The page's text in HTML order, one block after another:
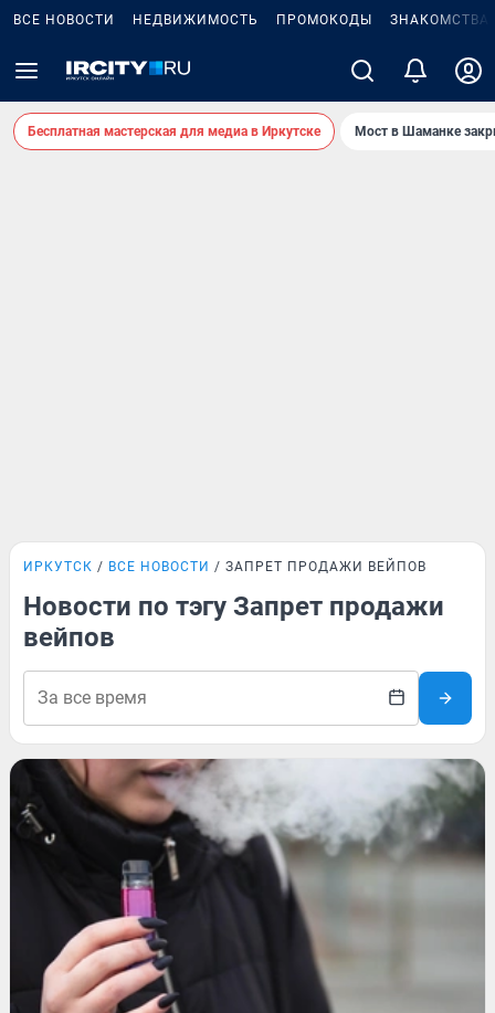
ВСЕ НОВОСТИ НЕДВИЖИМОСТЬ ПРОМОКОДЫ ЗНАКОМСТВА
Бесплатная мастерская для медиа в Иркутске Мост в Шаманке
ИРКУТСК ВСЕ НОВОСТИ ЗАПРЕТ ПРОДАЖИ ВЕЙПОВ
Новости по тэгу Запрет продажи
вейпов